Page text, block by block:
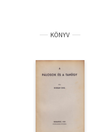
KÖNYV